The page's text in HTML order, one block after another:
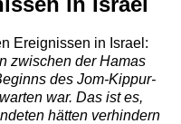
Ereignissen in Israel:
zwischen der Hamas
des Jom-Kippur-
war. Das ist es,
hätten verhindern